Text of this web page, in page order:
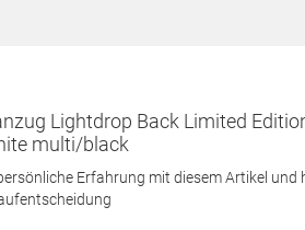
Lightdrop Back Limited
multi/black
Erfahrung mit diesem Artikel und